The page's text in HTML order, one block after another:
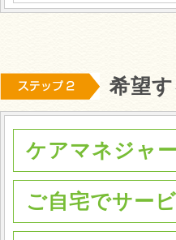
希望
ケアマネジャ
ご自宅でサー